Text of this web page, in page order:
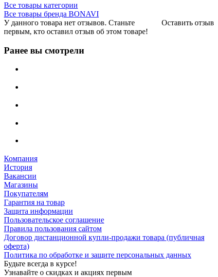
Все товары категории
Все товары бренда BONAVI
Оставить отзыв
У данного товара нет отзывов. Станьте
первым, кто оставил отзыв об этом товаре!
Ранее вы смотрели
Компания
История
Вакансии
Магазины
Покупателям
Гарантия на товар
Защита информации
Пользовательское соглашение
Правила пользования сайтом
Договор дистанционной купли-продажи товара (публичная
оферта)
Политика по обработке и защите персональных данных
Будьте всегда в курсе!
Узнавайте о скидках и акциях первым